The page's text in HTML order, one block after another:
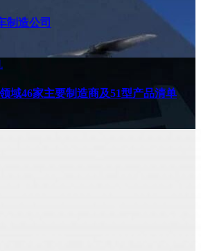
制造公司
域46家主要制造商及51型产品清单